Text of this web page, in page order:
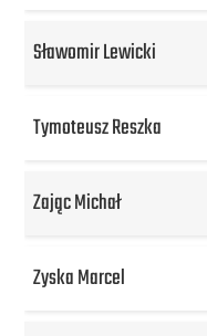
Sławomir Lewicki
Tymoteusz Reszka
Zając Michał
Zyska Marcel